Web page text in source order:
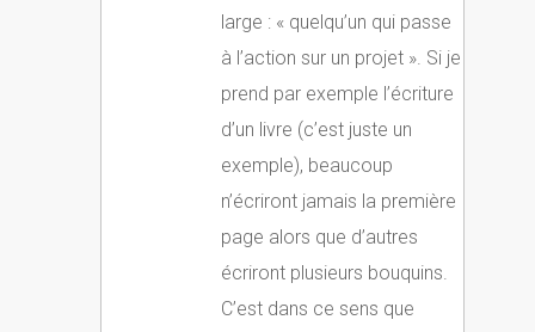
large : « quelqu’un qui passe
à l’action sur un projet ». Si je
prend par exemple l’écriture
d’un livre (c’est juste un
exemple), beaucoup
n’écriront jamais la première
page alors que d’autres
écriront plusieurs bouquins.
C’est dans ce sens que